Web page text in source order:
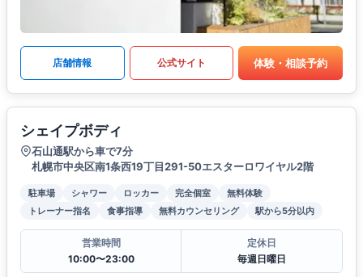
店舗情報 公式サイト 体験・相談予約
シェイプボディ
石山通駅から車で7分
札幌市中央区南1条西19丁目291-50エスターロワイヤル2階
駐車場 シャワー ロッカー 完全個室
無料体験
トレーナー指名
食事指導 無料カウンセリング 駅から5分以内
営業時間
10:00〜23:00
定休日
毎週日曜日